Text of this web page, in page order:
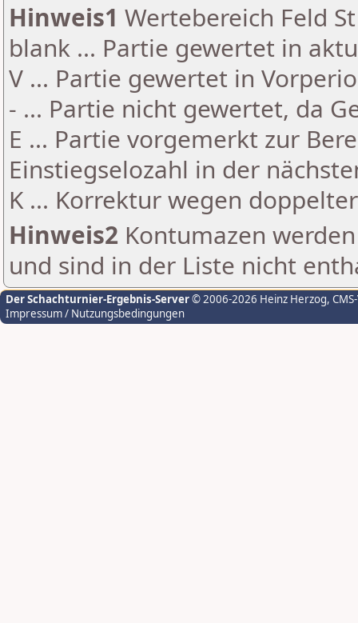
Hinweis1 Wertebereich Feld
blank ... Partie gewertet in
V ... Partie gewertet in
- ... Partie nicht gewertet, da
E ... Partie vorgemerkt zur
Einstiegselozahl in der
K ... Korrektur wegen
Hinweis2 Kontumazen
und sind in der Liste nicht
Der Schachturnier-Ergebnis-Server© 2006-2026 Heinz Herzog,
Impressum / Nutzungsbedingungen